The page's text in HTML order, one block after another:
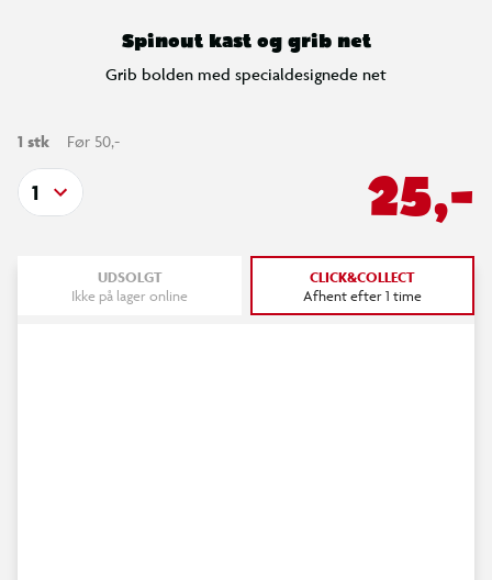
Spinout kast og grib net
Grib bolden med specialdesignede net
1 stk Før 50,-
25,-
1
UDSOLGT
Ikke på lager online
CLICK&COLLECT
Afhent efter 1 time